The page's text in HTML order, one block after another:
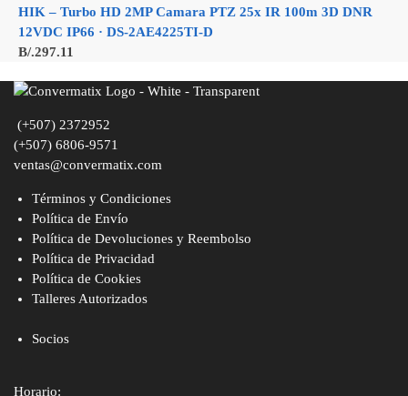
HIK – Turbo HD 2MP Camara PTZ 25x IR 100m 3D DNR
12VDC IP66 · DS-2AE4225TI-D
B/.297.11
(+507) 2372952
(+507) 6806-9571
ventas@convermatix.com
Términos y Condiciones
Política de Envío
Política de Devoluciones y Reembolso
Política de Privacidad
Política de Cookies
Talleres Autorizados
Socios
Horario: